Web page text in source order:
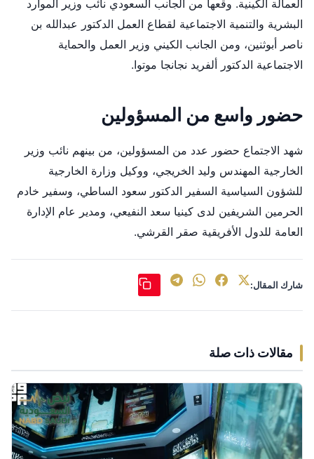
العمالة الكينية. وقعها من الجانب السعودي نائب وزير الموارد
البشرية والتنمية الاجتماعية لقطاع العمل الدكتور عبدالله بن
ناصر أبوثنين، ومن الجانب الكيني وزير العمل والحماية
الاجتماعية الدكتور ألفريد نجانجا موتوا.
حضور واسع من المسؤولين
شهد الاجتماع حضور عدد من المسؤولين، من بينهم نائب وزير
الخارجية المهندس وليد الخريجي، ووكيل وزارة الخارجية
للشؤون السياسية السفير الدكتور سعود الساطي، وسفير خادم
الحرمين الشريفين لدى كينيا سعد النفيعي، ومدير عام الإدارة
العامة للدول الأفريقية صقر القرشي.
شارك المقال:
مقالات ذات صلة